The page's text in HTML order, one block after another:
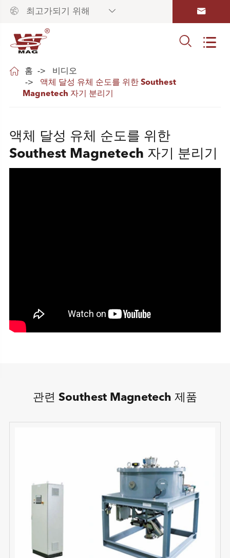
 최고가되기 위해  
 
 홈
비디오
액체 달성 유체 순도를 위한 Southest
Magnetech 자기 분리기
액체 달성 유체 순도를 위한
Southest Magnetech 자기 분리기
관련 Southest Magnetech 제품